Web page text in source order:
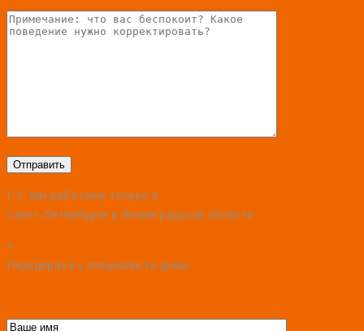
P.S. Мы работаем только в
Санкт-Петербурге и Ленинградской области
×
Передержка у специалиста дома